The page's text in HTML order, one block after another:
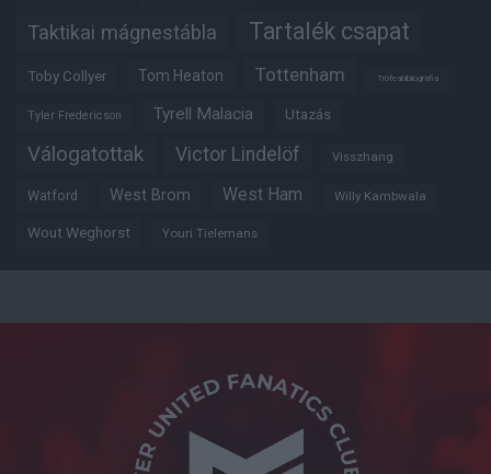
Taktikai mágnestábla Tartalék csapat
Toby Collyer Tom Heaton Tottenham Trófeabibliográfia
Tyler Fredericson Tyrell Malacia Utazás
Válogatottak Victor Lindelöf Visszhang
Watford West Brom West Ham Willy Kambwala
Wout Weghorst Youri Tielemans